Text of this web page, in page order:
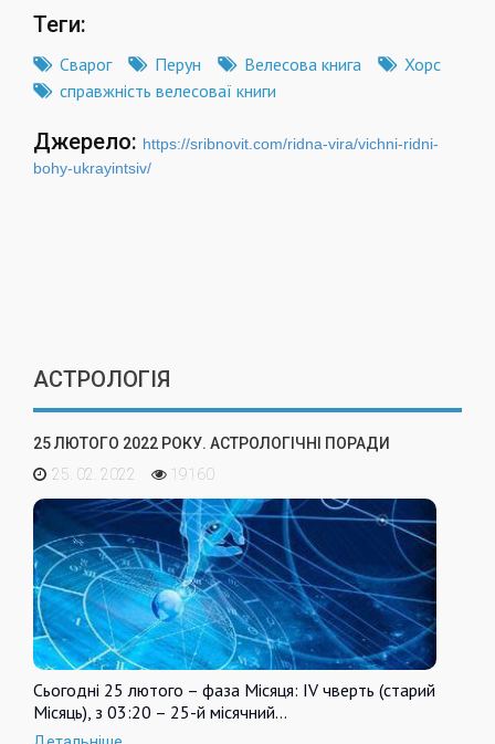
Теги:
Сварог Перун Велесова книга
Хорс
справжність велесоваї книги
Джерело: https://sribnovit.com/ridna-vira/vichni-ridni-
bohy-ukrayintsiv/
АСТРОЛОГІЯ
25 ЛЮТОГО 2022 РОКУ. АСТРОЛОГІЧНІ ПОРАДИ
25. 02. 2022
19160
Сьогодні 25 лютого – фаза Місяця: IV чверть (старий
Місяць), з 03:20 – 25-й місячний…